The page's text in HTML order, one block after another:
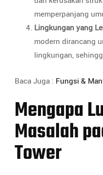
memperpanjang
Lingkungan yang
modern dirancang
lingkungan,
Baca Juga : Fungsi &
Mengapa
Masalah
Tower